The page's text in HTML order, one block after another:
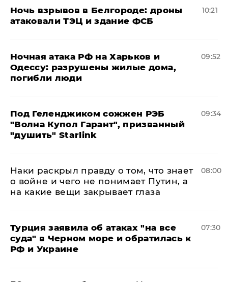
​Ночь взрывов в Белгороде: дроны
атаковали ТЭЦ и здание ФСБ
10:21
​Ночная атака РФ на Харьков и
Одессу: разрушены жилые дома,
погибли люди
09:52
Под Геленджиком сожжен РЭБ
"Волна Купол Гарант", призванный
"душить" Starlink
09:34
Наки раскрыл правду о том, что знает
о войне и чего не понимает Путин, а
на какие вещи закрывает глаза
08:00
Турция заявила об атаках "на все
суда" в Черном море и обратилась к
РФ и Украине
07:30